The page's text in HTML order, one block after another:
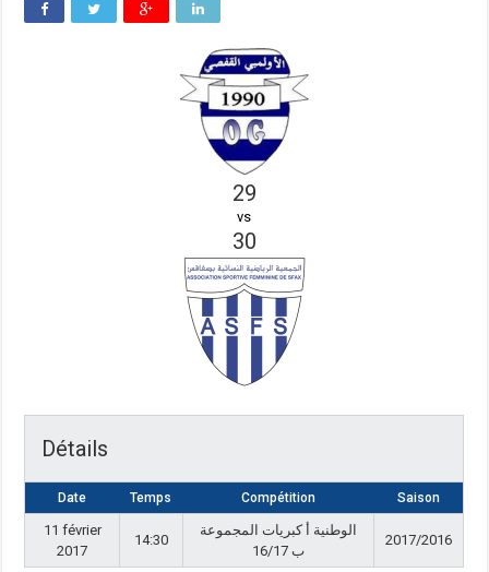
29
vs
30
Détails
Date Temps Compétition Saison
11 février
2017
14:30
الوطنية أ كبريات المجموعة
ب 16/17
2017/2016